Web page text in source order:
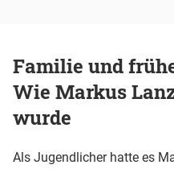
Familie und
Wie Markus
wurde
Als Jugendlicher hatte es